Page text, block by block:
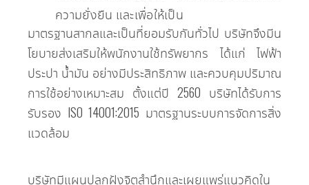
ความ​ยั่งยืน และ​เพื่อให้​เป็น
​มาตรฐาน​สากล​และ​เป็น​ที่​ยอม​รับ​กัน​ทั่วไป บริษัท​จึง​มีน​
โย​บาย​ส่งเสริม​ให้​พนักงาน​ใช้​ทรัพยากร ได้แก่ ไฟฟ้า
ประปา น้ำมัน อย่าง​มี​ประสิทธิภาพ และ​ควบคุม​ปริมาณ​
การ​ใช้​อย่าง​เหมาะสม ตั้งแต่​ปี 2560 บริษัท​ได้​รับ​การ​
รับรอง ISO 14001:2015 มาตรฐาน​ระบบ​การ​จัดการ​สิ่ง
แวดล้อม
บริษัทมีแผนปลูกฝังจิตสำนึกและเผยแพร่แนวคิดใน